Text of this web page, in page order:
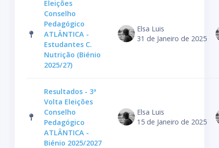
Eleições
Conselho
Pedagógico
ATLÂNTICA -
Estudantes C.
Nutrição (Biénio
2025/27)
Elsa Luis
31 de Janeiro de 2025
Resultados - 3ª
Volta Eleições
Conselho
Pedagógico
ATLÂNTICA -
Biénio 2025/2027
Elsa Luis
15 de Janeiro de 2025